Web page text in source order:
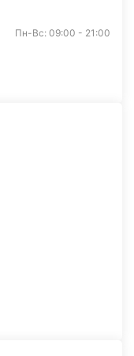
Пн-Вс: 09:00 - 21:00